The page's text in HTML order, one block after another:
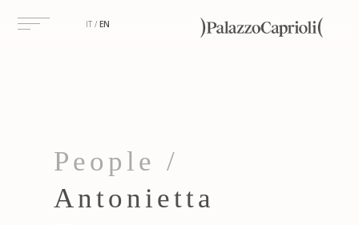
People /
Antonietta
IT EN